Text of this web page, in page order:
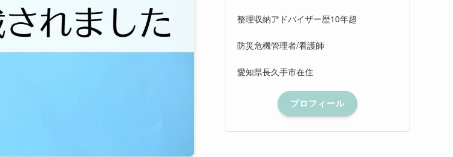
整理収納アドバイザー歴10年超
防災危機管理者/看護師
愛知県長久手市在住
プロフィール